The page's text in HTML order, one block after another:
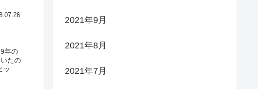
年の
たの
ッ
2021年9月
2021年8月
2021年7月